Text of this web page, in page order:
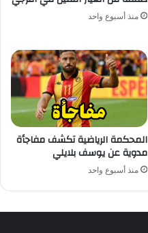
منذ أسبوع واحد
المحكمة الرياضية تكشف مفاجأة
مدوية عن يوسف بلايلي
منذ أسبوع واحد